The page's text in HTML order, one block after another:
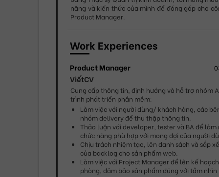
năng và kiến thức của mình để đóng góp cho
Product Manager.
Work Experiences
Product Manager
ViếtCV
Cung cấp thông tin, định hướng và hỗ trợ nhóm
trình phát triển phần mềm:
Làm việc với người dùng/ khách hàng, các
nhóm delivery để thu thập thông tin.
Thảo luận với developer, tester và BA để làm
chức năng phù hợp với mong đợi của người
Chịu trách nhiệm tạo, lên danh sách và sắp
của backlog cho sản phẩm web.
Làm việc với Project Manager để lên kế
phòng, đảm bảo sản phẩm đúng với tầm nhìn